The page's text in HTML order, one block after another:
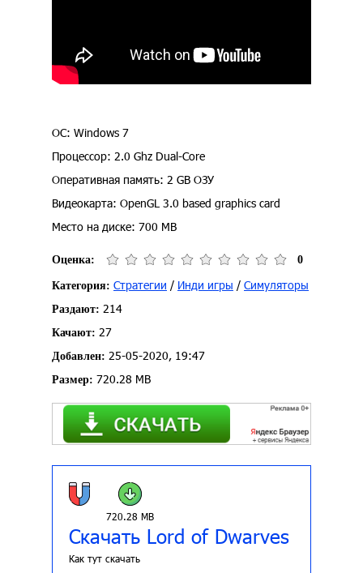
ОС: Windows 7
Процессор: 2.0 Ghz Dual-Core
Оперативная память: 2 GB ОЗУ
Видеокарта: OpenGL 3.0 based graphics card
Место на диске: 700 MB
Оценка: 0
Категория: Стратегии / Инди игры / Симуляторы
Раздают: 214
Качают: 27
Добавлен: 25-05-2020, 19:47
Размер: 720.28 MB
720.28 MB
Скачать Lord of Dwarves
Как тут скачать